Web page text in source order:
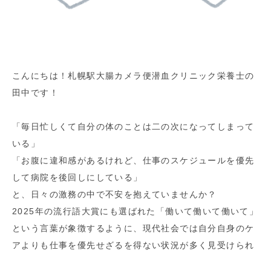
こんにちは！札幌駅大腸カメラ便潜血クリニック栄養士の
田中です！
「毎日忙しくて自分の体のことは二の次になってしまって
いる」
「お腹に違和感があるけれど、仕事のスケジュールを優先
して病院を後回しにしている」
と、日々の激務の中で不安を抱えていませんか？
2025年の流行語大賞にも選ばれた「働いて働いて働いて」
という言葉が象徴するように、現代社会では自分自身のケ
アよりも仕事を優先せざるを得ない状況が多く見受けられ